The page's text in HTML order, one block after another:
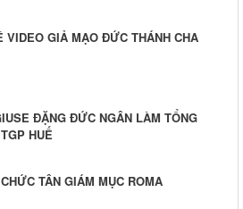
VIDEO GIẢ MẠO ĐỨC THÁNH CHA
ĐẶNG ĐỨC NGÂN LÀM TỔNG
HUẾ
TÂN GIÁM MỤC ROMA